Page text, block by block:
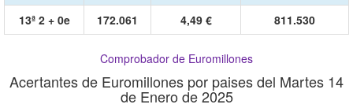
13ª 2 + 0e
172.061 4,49 € 811.530
Comprobador de Euromillones
Acertantes de Euromillones por paises del Martes 14
de Enero de 2025